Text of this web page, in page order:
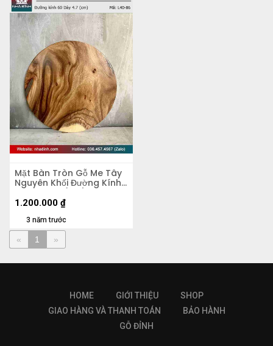
Mặt Bàn Tròn Gỗ Me Tây
Nguyên Khối Đường Kính
60 Dày 4.5 (cm)
3 năm trước
1.200.000 ₫
« 1 »
HOME GIỚI THIỆU
SHOP
GIAO HÀNG VÀ THANH TOÁN
BẢO HÀNH
GỖ ĐỈNH